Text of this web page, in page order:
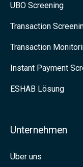
e
u
u
n
UBO Screening
Transaction
Transaction
Instant Payment
ESHAB Lösung
Unternehmen
Über uns